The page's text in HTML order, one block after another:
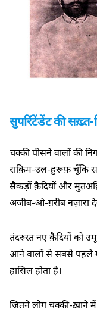
सुपरिंटेंडेंट की सख़्त-
चक्की पीसने वालों की
राक़िम-उल-हुरूफ़ चूँकि
सैकड़ों क़ैदियों और
अजीब-ओ-ग़रीब नज़ारा
तंदरुस्त नए क़ैदियों को
आने वालों से सबसे पहले
हासिल होता है।
जितने लोग चक्की-ख़ाने